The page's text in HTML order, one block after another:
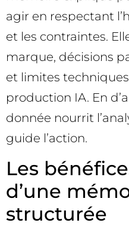
agir en respectant
et les contraintes.
marque, décisions
et limites
production IA. En
donnée nourrit
guide l’action.
Les
d’une
structurée